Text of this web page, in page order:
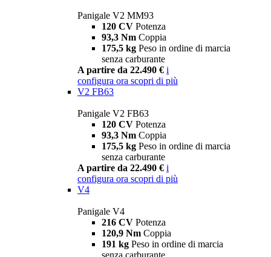
Panigale V2 MM93
120 CV Potenza
93,3 Nm Coppia
175,5 kg Peso in ordine di marcia
senza carburante
A partire da 22.490 € i
configura ora scopri di più
V2 FB63
Panigale V2 FB63
120 CV Potenza
93,3 Nm Coppia
175,5 kg Peso in ordine di marcia
senza carburante
A partire da 22.490 € i
configura ora scopri di più
V4
Panigale V4
216 CV Potenza
120,9 Nm Coppia
191 kg Peso in ordine di marcia
senza carburante